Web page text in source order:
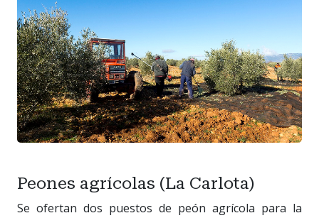
Peones agrícolas (La Carlota)
Se ofertan dos puestos de peón agrícola para la